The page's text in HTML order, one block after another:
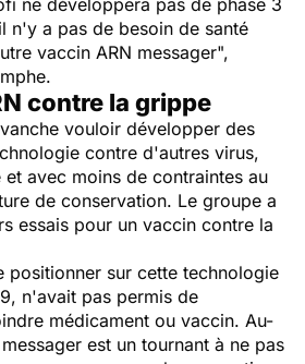
n'y a pas de besoin de santé
vaccin ARN messager",
contre la grippe
vouloir développer des
contre d'autres virus,
avec moins de contraintes au
de conservation. Le groupe a
essais pour un vaccin contre la
positionner sur cette technologie
n'avait pas permis de
médicament ou vaccin. Au-
est un tournant à ne pas